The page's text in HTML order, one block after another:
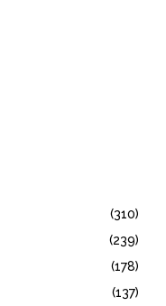
(310)
(239)
(178)
(137)